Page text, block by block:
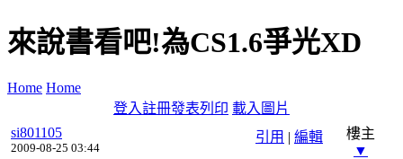
來說書看吧!為CS1.6爭光XD
Home Home
登入註冊發表列印 載入圖片
引用 | 編輯
si801105
2009-08-25 03:44
樓主
▼